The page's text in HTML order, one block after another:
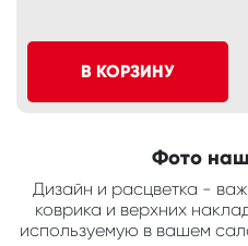
В КОРЗИНУ
Фото
Дизайн и расцветка -
коврика и верхних
используемую в вашем